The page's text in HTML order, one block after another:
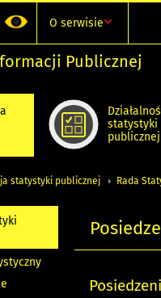
O serwisie
Publicznej
statystyki
publicznej
statystyki publicznej Rada